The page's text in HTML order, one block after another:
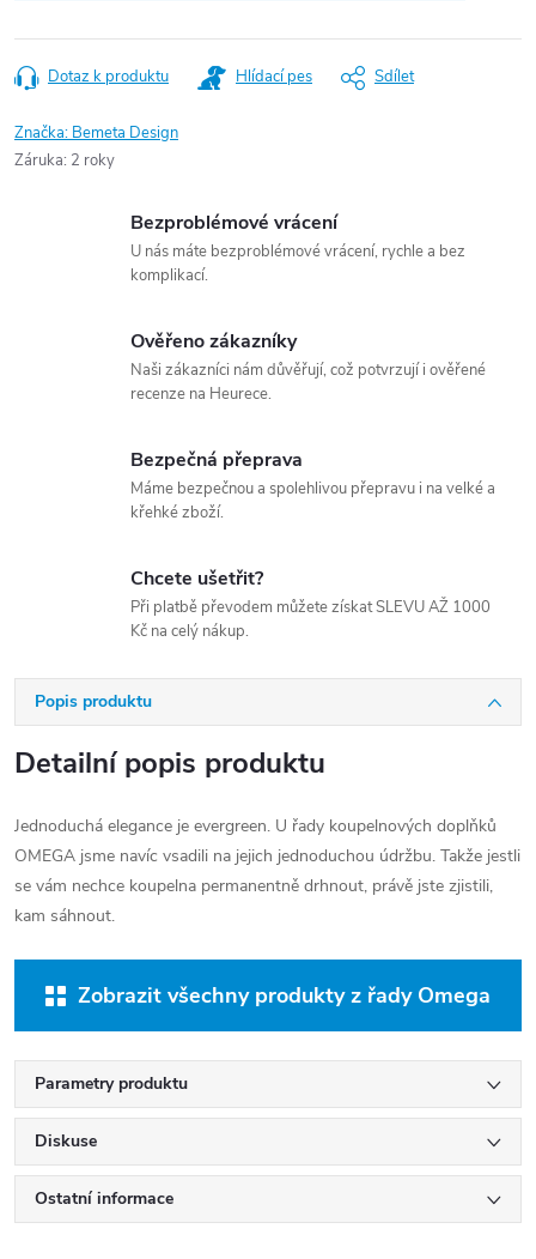
Dotaz k produktu Hlídací pes Sdílet
Značka: Bemeta Design
Záruka: 2 roky
Bezproblémové vrácení
U nás máte bezproblémové vrácení, rychle a bez
komplikací.
Ověřeno zákazníky
Naši zákazníci nám důvěřují, což potvrzují i ověřené
recenze na Heurece.
Bezpečná přeprava
Máme bezpečnou a spolehlivou přepravu i na velké a
křehké zboží.
Chcete ušetřit?
Při platbě převodem můžete získat SLEVU AŽ 1000
Kč na celý nákup.
Popis produktu
Detailní popis produktu
Jednoduchá elegance je evergreen. U řady koupelnových doplňků
OMEGA jsme navíc vsadili na jejich jednoduchou údržbu. Takže jestli
se vám nechce koupelna permanentně drhnout, právě jste zjistili,
kam sáhnout.
Zobrazit všechny produkty z řady Omega
Parametry produktu
Diskuse
Ostatní informace